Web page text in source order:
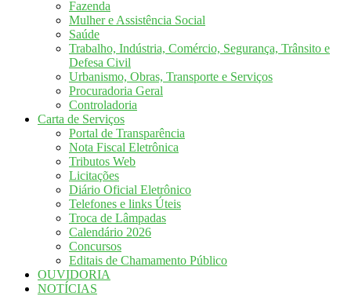
Fazenda
Mulher e Assistência Social
Saúde
Trabalho, Indústria, Comércio, Segurança, Trânsito e
Defesa Civil
Urbanismo, Obras, Transporte e Serviços
Procuradoria Geral
Controladoria
Carta de Serviços
Portal de Transparência
Nota Fiscal Eletrônica
Tributos Web
Licitações
Diário Oficial Eletrônico
Telefones e links Úteis
Troca de Lâmpadas
Calendário 2026
Concursos
Editais de Chamamento Público
OUVIDORIA
NOTÍCIAS